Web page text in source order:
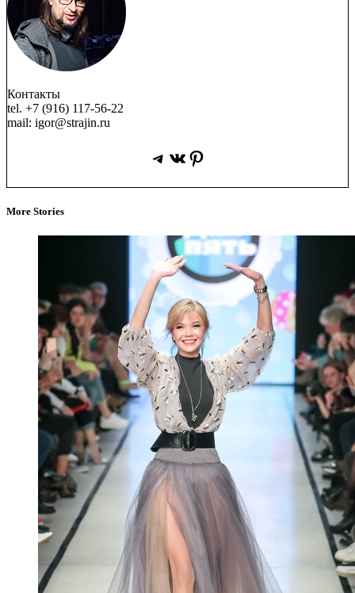
Контакты
tel. +7 (916) 117-56-22
mail: igor@strajin.ru
Telegram
ВКонтакте
Pinterest
More Stories